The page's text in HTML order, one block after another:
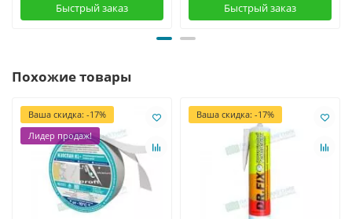
Быстрый заказ Быстрый заказ
Похожие товары
Ваша скидка: -17%
Лидер продаж!
Ваша скидка: -17%